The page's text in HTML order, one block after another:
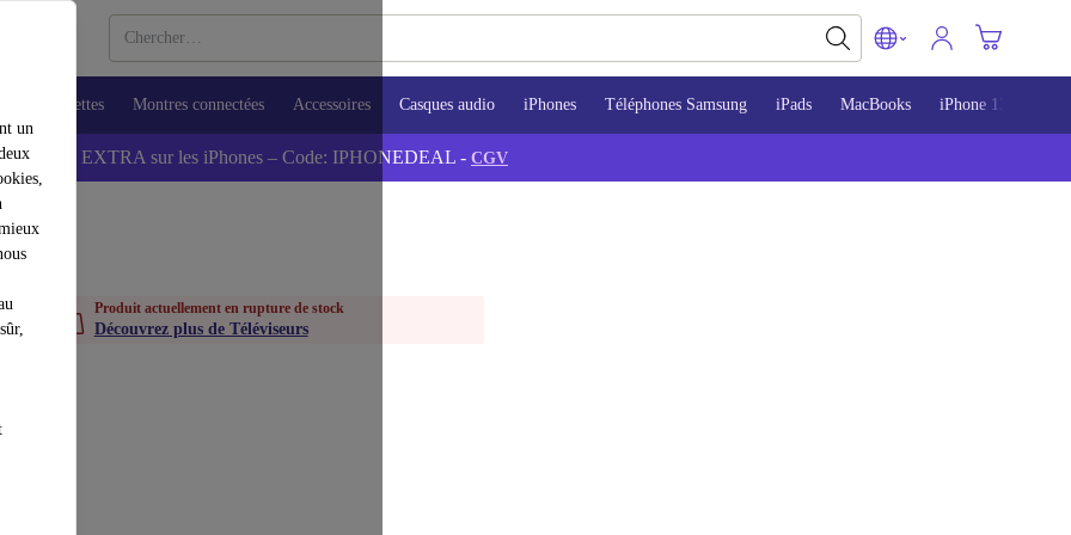
un
Tablettes Montres connectées Accessoires Casques audio iPhones Téléphones Samsung iPads MacBooks iPhone 13
💰-5% EXTRA sur les iPhones – Code: IPHONEDEAL - CGV
Produit actuellement en rupture de stock
Découvrez plus de Téléviseurs